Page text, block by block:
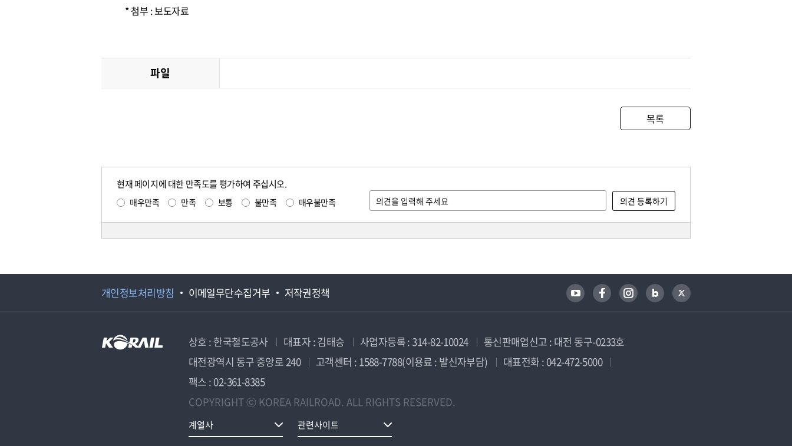
* 첨부 : 보도자료
파일
목록
현재 페이지에 대한 만족도를 평가하여 주십시오.
매우만족 만족 보통 불만족 매우불만족
개인정보처리방침 이메일무단수집거부 저작권정책
상호 : 한국철도공사 대표자 : 김태승 사업자등록 : 314-82-10024
통신판매업신고 : 대전 동구-0233호
대전광역시 동구 중앙로 240
고객센터 : 1588-7788(이용료 : 발신자부담)
대표전화 : 042-472-5000
팩스 : 02-361-8385
COPYRIGHT ⓒ KOREA RAILROAD. ALL RIGHTS RESERVED.
계열사 관련사이트